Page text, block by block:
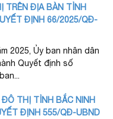
TRÊN ĐỊA BÀN TỈNH
ĐỊNH 66/2025/QĐ-
2025, Ủy ban nhân dân
Quyết định số
THỊ TỈNH BẮC NINH
ĐỊNH 555/QĐ-UBND